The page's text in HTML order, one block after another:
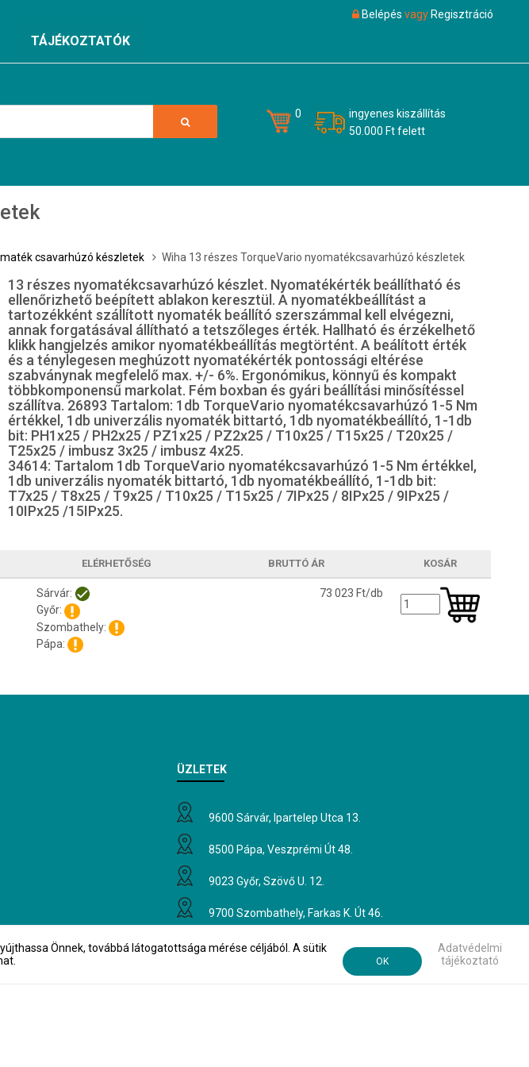
Önnek, továbbá látogatottsága mérése céljából. A sütik
OK
Adatvédelmi
tájékoztató
TÁJÉKOZTATÓK
Belépés vagy Regisztráció
0
ingyenes kiszállítás
50.000 Ft felett
csavarhúzó készletek Wiha 13 részes TorqueVario nyomatékcsavarhúzó készletek
13 részes nyomatékcsavarhúzó készlet. Nyomatékérték beállítható és
ellenőrizhető beépített ablakon keresztül. A nyomatékbeállítást a
tartozékként szállított nyomaték beállító szerszámmal kell elvégezni,
annak forgatásával állítható a tetszőleges érték. Hallható és érzékelhető
klikk hangjelzés amikor nyomatékbeállítás megtörtént. A beálított érték
és a ténylegesen meghúzott nyomatékérték pontossági eltérése
szabványnak megfelelő max. +/- 6%. Ergonómikus, könnyű és kompakt
többkomponensű markolat. Fém boxban és gyári beállítási minősítéssel
szállítva. 26893 Tartalom: 1db TorqueVario nyomatékcsavarhúzó 1-5 Nm
értékkel, 1db univerzális nyomaték bittartó, 1db nyomatékbeállító, 1-1db
bit: PH1x25 / PH2x25 / PZ1x25 / PZ2x25 / T10x25 / T15x25 / T20x25 /
T25x25 / imbusz 3x25 / imbusz 4x25.
34614: Tartalom 1db TorqueVario nyomatékcsavarhúzó 1-5 Nm értékkel,
1db univerzális nyomaték bittartó, 1db nyomatékbeállító, 1-1db bit:
T7x25 / T8x25 / T9x25 / T10x25 / T15x25 / 7IPx25 / 8IPx25 / 9IPx25 /
10IPx25 /15IPx25.
ELÉRHETŐSÉG BRUTTÓ ÁR KOSÁR
Sárvár:
Győr:
Szombathely:
Pápa:
73 023 Ft/db
ÜZLETEK
9600 Sárvár, Ipartelep Utca 13.
8500 Pápa, Veszprémi Út 48.
9023 Győr, Szövő U. 12.
9700 Szombathely, Farkas K. Út 46.